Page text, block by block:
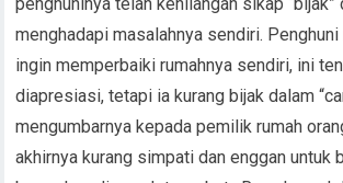
menghadapi masalahnya sendiri.
ingin memperbaiki rumahnya sendiri, ini
diapresiasi, tetapi ia kurang bijak dalam
mengumbarnya kepada pemilik rumah
akhirnya kurang simpati dan enggan untuk